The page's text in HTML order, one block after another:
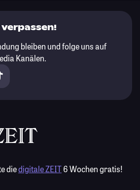
bleiben und folge uns auf
Kanälen.
diedigitale ZEIT6 Wochen gratis!